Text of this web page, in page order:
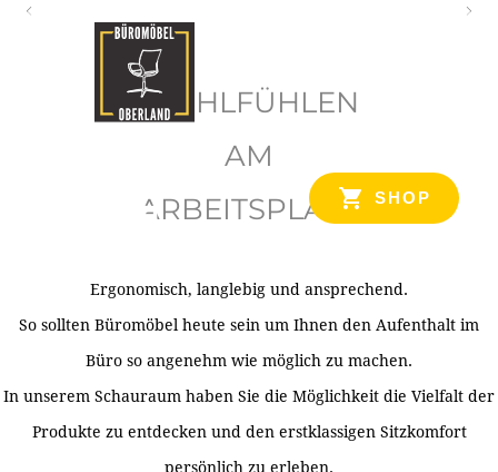
SHOP
WOHLFÜHLEN
AM
ARBEITSPLATZ
Ergonomisch, langlebig und ansprechend.
So sollten Büromöbel heute sein um Ihnen den Aufenthalt im
Büro so angenehm wie möglich zu machen.
In unserem Schauraum haben Sie die Möglichkeit die Vielfalt der
Produkte zu entdecken und den erstklassigen Sitzkomfort
persönlich zu erleben.